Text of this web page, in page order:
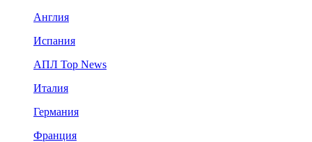
Англия
Испания
АПЛ Top News
Италия
Германия
Франция